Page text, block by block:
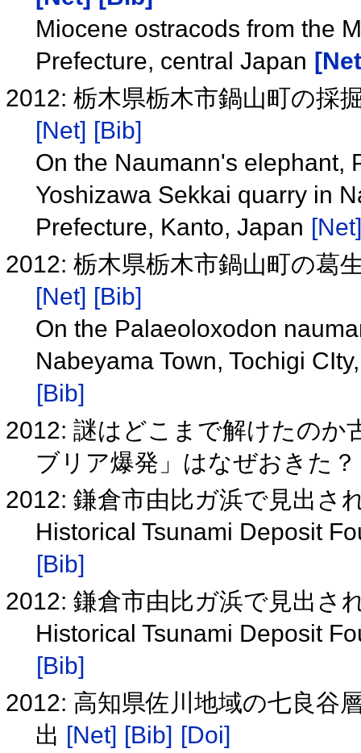
Miocene ostracods from the
Prefecture, central Japan
2012: 栃木県栃木市鍋山町の採
[Net] [Bib]
On the Naumann's elephant,
Yoshizawa Sekkai quarry in
Prefecture, Kanto, Japan [Net]
2012: 栃木県栃木市鍋山町の葛
[Net] [Bib]
On the Palaeoloxodon
Nabeyama Town, Tochigi
[Bib]
2012: 謎はどこまで解けたのか
ブリア爆発」はなぜおきた
2012: 鎌倉市由比ガ浜で見出さ
Historical Tsunami Deposit
[Bib]
2012: 鎌倉市由比ガ浜で見出さ
Historical Tsunami Deposit
[Bib]
2012: 高知県佐川地域の七良谷
出 [Net] [Bib] [Doi]